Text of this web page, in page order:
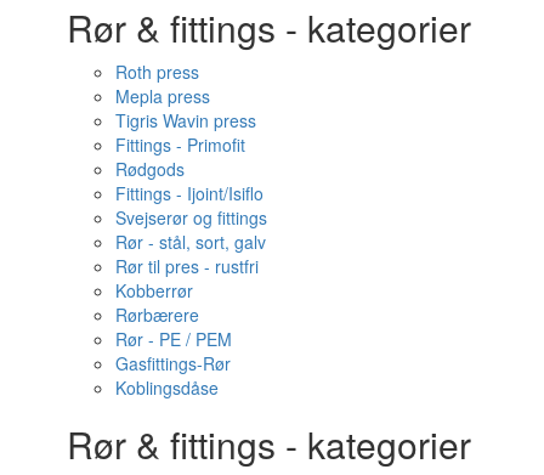
Rør & fittings - kategorier
Roth press
Mepla press
Tigris Wavin press
Fittings - Primofit
Rødgods
Fittings - Ijoint/Isiflo
Svejserør og fittings
Rør - stål, sort, galv
Rør til pres - rustfri
Kobberrør
Rørbærere
Rør - PE / PEM
Gasfittings-Rør
Koblingsdåse
Rør & fittings - kategorier